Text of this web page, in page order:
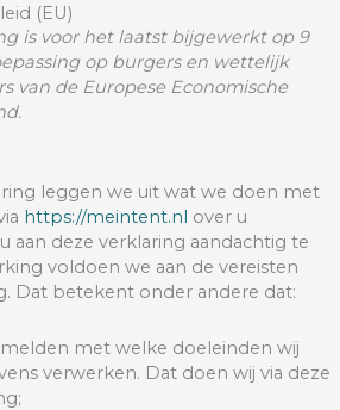
(EU)
is voor het laatst bijgewerkt op 9
op burgers en wettelijk
van de Europese Economische
leggen we uit wat we doen met
https://meintent.nl over u
aan deze verklaring aandachtig te
voldoen we aan de vereisten
Dat betekent onder andere dat:
met welke doeleinden wij
verwerken. Dat doen wij via deze